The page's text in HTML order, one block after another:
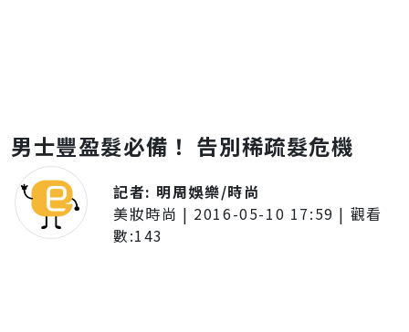
男士豐盈髮必備！ 告別稀疏髮危機
記者: 明周娛樂/時尚
美妝時尚 | 2016-05-10 17:59 | 觀看
數:143